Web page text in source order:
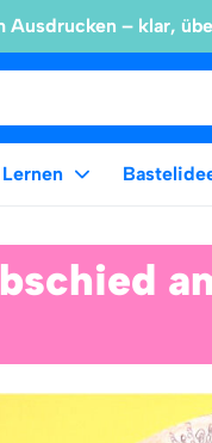
Ausdrucken – klar,
Lernen